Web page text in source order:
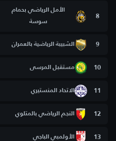
8
الأمل الرياضي بحمام
سوسة
9 الشبيبة الرياضية بالعمران
10 مستقبل المرسى
11 الاتحاد المنستيري
12 النجم الرياضي بالمتلوي
13 الأولمبي الباجي